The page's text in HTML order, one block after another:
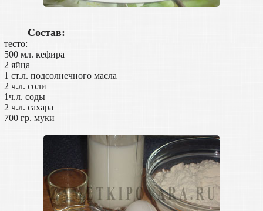
Состав:
тесто:
500 мл. кефира
2 яйца
1 ст.л. подсолнечного масла
2 ч.л. соли
1ч.л. соды
2 ч.л. сахара
700 гр. муки